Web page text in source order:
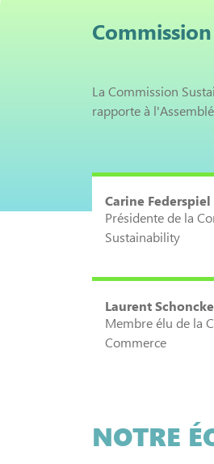
La Commission
rapporte à
Carine Federspiel
Présidente de la
Sustainability
Laurent
Membre élu de la
Commerce
NOTRE